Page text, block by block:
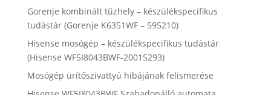
Gorenje kombinált tűzhely – készülékspecifikus
tudástár (Gorenje K6351WF – 595210)
Hisense mosógép – készülékspecifikus tudástár
(Hisense WF5I8043BWF-20015293)
Mosógép ürítőszivattyú hibájának felismerése